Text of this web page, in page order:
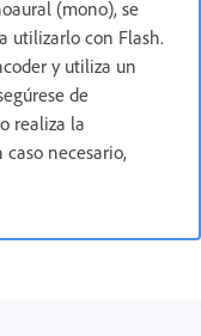
(mono), se
utilizarlo con Flash.
y utiliza un
de
realiza la
necesario,